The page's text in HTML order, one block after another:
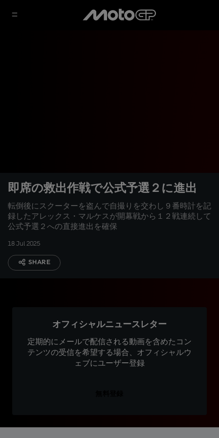
即席の救出作戦で公式予選２に進出
転倒後にスクーターを盗んで自撮りを交わし９番時計を記
録したアレックス・マルケスが開幕戦から１２戦連続して
公式予選２への直接進出を確保
18 Jul 2025
SHARE
オフィシャルニュースレター
定期的にメールで配信される動画を含めたコン
テンツの受信を希望する場合、オフィシャルウ
ェブにユーザー登録